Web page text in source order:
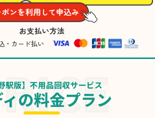
お支払い方法
・カード払い
駅版】不用品回収サービス
の料金プラン